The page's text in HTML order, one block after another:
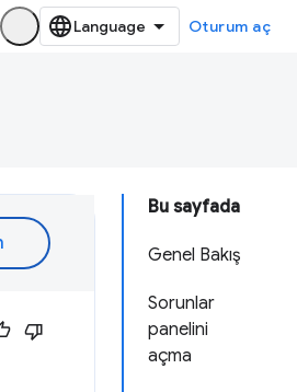
Oturum aç
Bu sayfada
Genel Bakış
Sorunlar
panelini
açma